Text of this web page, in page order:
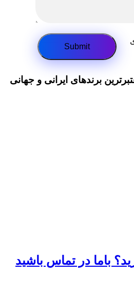
برندهای ایرانی و جهانی
باما در تماس باشید